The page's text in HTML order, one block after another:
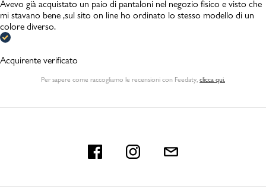
Avevo già acquistato un paio di pantaloni nel negozio fisico e visto che
mi stavano bene ,sul sito on line ho ordinato lo stesso modello di un
colore diverso.
Acquirente verificato
Per sapere come raccogliamo le recensioni con Feedaty clicca qui.